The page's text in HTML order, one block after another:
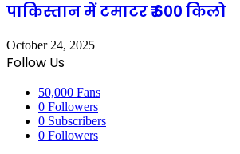
पाकिस्तान में टमाटर ₹ 600 किलो
October 24, 2025
Follow Us
50,000 Fans
0 Followers
0 Subscribers
0 Followers